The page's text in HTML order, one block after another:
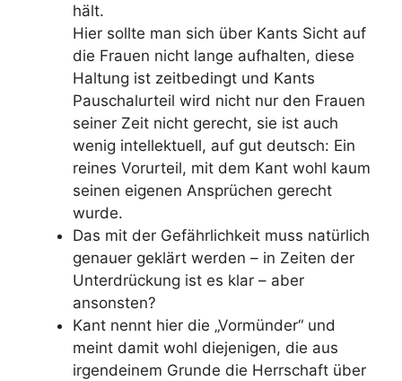
hält.
Hier sollte man sich über Kants Sicht auf
die Frauen nicht lange aufhalten, diese
Haltung ist zeitbedingt und Kants
Pauschalurteil wird nicht nur den Frauen
seiner Zeit nicht gerecht, sie ist auch
wenig intellektuell, auf gut deutsch: Ein
reines Vorurteil, mit dem Kant wohl kaum
seinen eigenen Ansprüchen gerecht
wurde.
Das mit der Gefährlichkeit muss natürlich
genauer geklärt werden – in Zeiten der
Unterdrückung ist es klar – aber
ansonsten?
Kant nennt hier die „Vormünder“ und
meint damit wohl diejenigen, die aus
irgendeinem Grunde die Herrschaft über